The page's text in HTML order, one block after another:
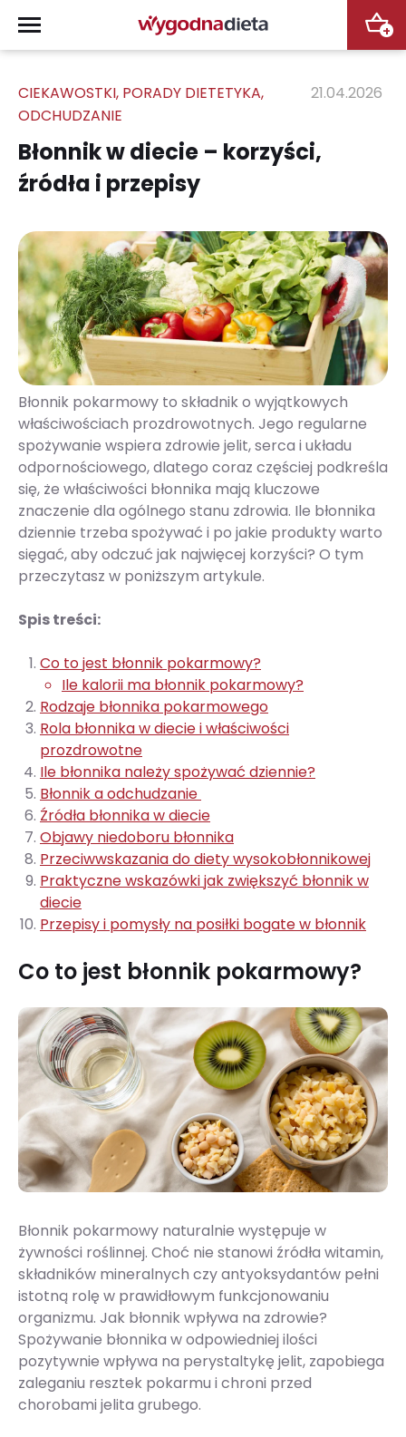
+
CIEKAWOSTKI, PORADY DIETETYKA,
ODCHUDZANIE
21.04.2026
Błonnik w diecie – korzyści,
źródła i przepisy
Błonnik pokarmowy to składnik o wyjątkowych
właściwościach prozdrowotnych. Jego regularne
spożywanie wspiera zdrowie jelit, serca i układu
odpornościowego, dlatego coraz częściej podkreśla
się, że właściwości błonnika mają kluczowe
znaczenie dla ogólnego stanu zdrowia. Ile błonnika
dziennie trzeba spożywać i po jakie produkty warto
sięgać, aby odczuć jak najwięcej korzyści? O tym
przeczytasz w poniższym artykule.
Spis treści:
Co to jest błonnik pokarmowy?
Ile kalorii ma błonnik pokarmowy?
Rodzaje błonnika pokarmowego
Rola błonnika w diecie i właściwości
prozdrowotne
Ile błonnika należy spożywać dziennie?
Błonnik a odchudzanie
Źródła błonnika w diecie
Objawy niedoboru błonnika
Przeciwwskazania do diety wysokobłonnikowej
Praktyczne wskazówki jak zwiększyć błonnik w
diecie
Przepisy i pomysły na posiłki bogate w błonnik
Co to jest błonnik pokarmowy?
Błonnik pokarmowy naturalnie występuje w
żywności roślinnej. Choć nie stanowi źródła witamin,
składników mineralnych czy antyoksydantów pełni
istotną rolę w prawidłowym funkcjonowaniu
organizmu. Jak błonnik wpływa na zdrowie?
Spożywanie błonnika w odpowiedniej ilości
pozytywnie wpływa na perystaltykę jelit, zapobiega
zaleganiu resztek pokarmu i chroni przed
chorobami jelita grubego.